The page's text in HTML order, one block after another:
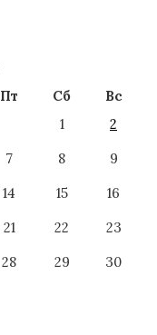
Пт Сб
Вс
1
2
7 8
9
14 15
16
21 22
23
28 29
30